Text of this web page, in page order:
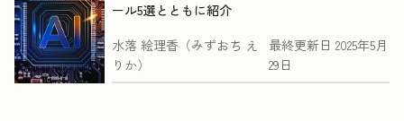
ール5選とともに紹介
水落 絵理香（みずおち え
りか）
最終更新日 2025年5月
29日